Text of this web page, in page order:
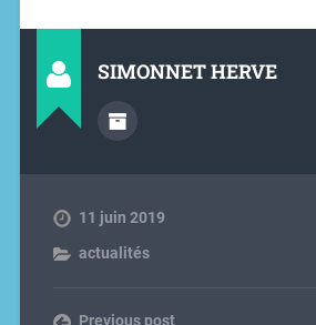
SIMONNET HERVE
11 juin 2019
actualités
Previous post